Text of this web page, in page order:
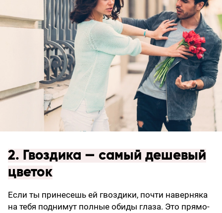
2. Гвоздика — самый дешевый
цветок
Если ты принесешь ей гвоздики, почти наверняка
на тебя поднимут полные обиды глаза. Это прямо-